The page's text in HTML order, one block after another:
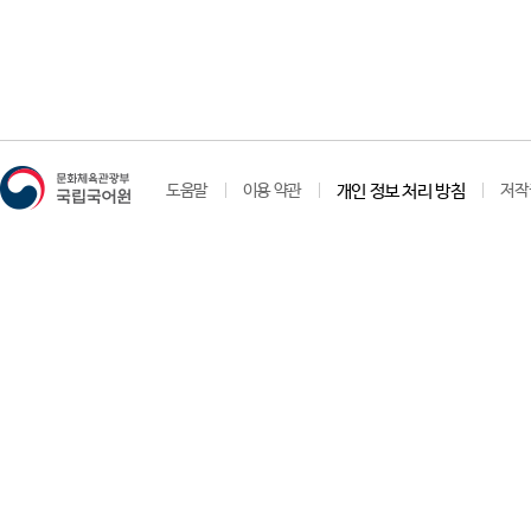
도움말 이용 약관 개인 정보 처리 방침 저